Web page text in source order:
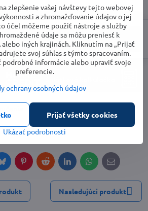
Do košíka
BlueskyPinterestRedditLinkedInWhatsApp
E-
mail
Nasledujúci produkt
zlepšenie vašej návštevy tejto webovej
a zhromažďovanie údajov o jej
účel môžeme použiť nástroje a služby
údaje sa môžu preniesť k
alebo iných krajinách. Kliknutím na „Prijať
svoj súhlas s týmto spracovaním.
informácie alebo upraviť svoje
preferencie.
ochrany osobných údajov
Ukázať podrobnosti
Prijať všetky cookies